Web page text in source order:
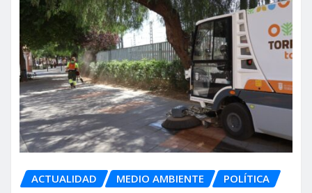
ACTUALIDAD MEDIO AMBIENTE POLÍTICA